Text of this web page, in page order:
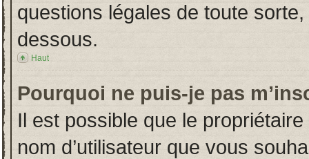
questions légales de toute
dessous.
Haut
Pourquoi ne puis-je pas
Il est possible que le
nom d’utilisateur que vous